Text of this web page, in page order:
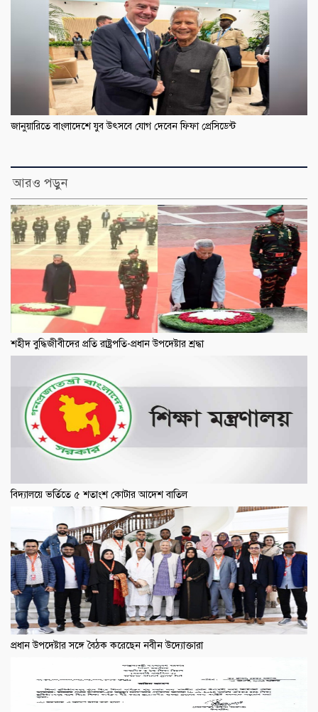
জানুয়ারিতে বাংলাদেশে যুব উৎসবে যোগ দেবেন ফিফা প্রেসিডেন্ট
আরও পড়ুন
শহীদ বুদ্ধিজীবীদের প্রতি রাষ্ট্রপতি-প্রধান উপদেষ্টার শ্রদ্ধা
বিদ্যালয়ে ভর্তিতে ৫ শতাংশ কোটার আদেশ বাতিল
প্রধান উপদেষ্টার সঙ্গে বৈঠক করেছেন নবীন উদ্যোক্তারা